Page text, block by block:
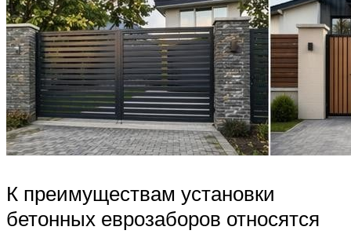
К преимуществам установки
бетонных еврозаборов относятся